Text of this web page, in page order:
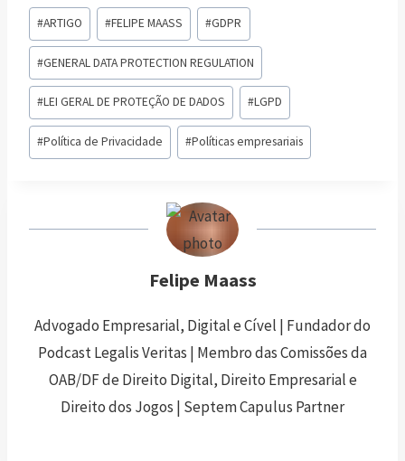
#ARTIGO #FELIPE MAASS #GDPR
#GENERAL DATA PROTECTION REGULATION
#LEI GERAL DE PROTEÇÃO DE DADOS #LGPD
#Política de Privacidade #Políticas empresariais
Felipe Maass
Advogado Empresarial, Digital e Cível | Fundador do
Podcast Legalis Veritas | Membro das Comissões da
OAB/DF de Direito Digital, Direito Empresarial e
Direito dos Jogos | Septem Capulus Partner